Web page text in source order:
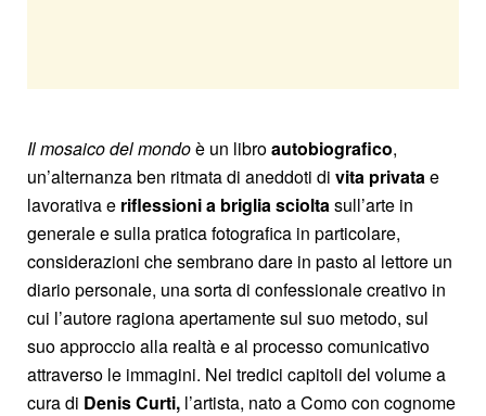
Il mosaico del mondoè un libroautobiografico,
un’alternanza ben ritmata di aneddoti di vita privata e
lavorativa e riflessioni a briglia sciolta sull’arte in
generale e sulla pratica fotografica in particolare,
considerazioni che sembrano dare in pasto al lettore un
diario personale, una sorta di confessionale creativo in
cui l’autore ragiona apertamente sul suo metodo, sul
suo approccio alla realtà e al processo comunicativo
attraverso le immagini. Nei tredici capitoli del volume a
cura di Denis Curti, l’artista, nato a Como con cognome